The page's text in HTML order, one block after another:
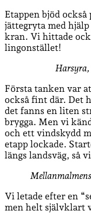
Etappen bjöd
jättegryta med
kran. Vi hittade
lingonstället!
Första tanken var
också fint där. Det
det fanns en liten
brygga. Men vi
och ett vindskydd
etapp lockade.
längs landsväg, så
Vi letade efter en
men helt självklart